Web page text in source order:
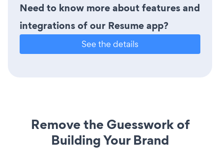
Need to know more about features and
integrations of our Resume app?
See the details
Remove the Guesswork of
Building Your Brand